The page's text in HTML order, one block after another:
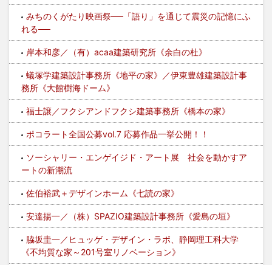
みちのくがたり映画祭──「語り」を通じて震災の記憶にふ
れる──
岸本和彦／（有）acaa建築研究所《余白の杜》
蟻塚学建築設計事務所《地平の家》／伊東豊雄建築設計事
務所《大館樹海ドーム》
福士譲／フクシアンドフクシ建築事務所《橋本の家》
ポコラート全国公募vol.7 応募作品一挙公開！！
ソーシャリー・エンゲイジド・アート展 社会を動かすア
ートの新潮流
佐伯裕武＋デザインホーム《七読の家》
安達揚一／（株）SPAZIO建築設計事務所《愛島の垣》
脇坂圭一／ヒュッゲ・デザイン・ラボ、静岡理工科大学
《不均質な家～201号室リノベーション》